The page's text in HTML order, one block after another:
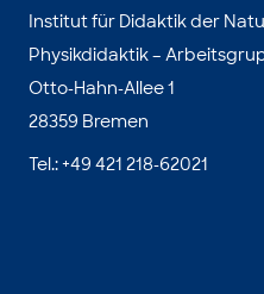
Institut für Didaktik der
Physikdidaktik –
Otto-Hahn-Allee 1
28359 Bremen
Tel.: +49 421 218-62021